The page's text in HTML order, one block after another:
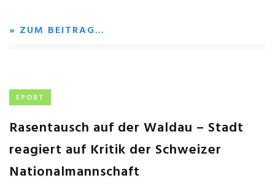
» ZUM BEITRAG…
SPORT
Rasentausch auf der Waldau – Stadt
reagiert auf Kritik der Schweizer
Nationalmannschaft